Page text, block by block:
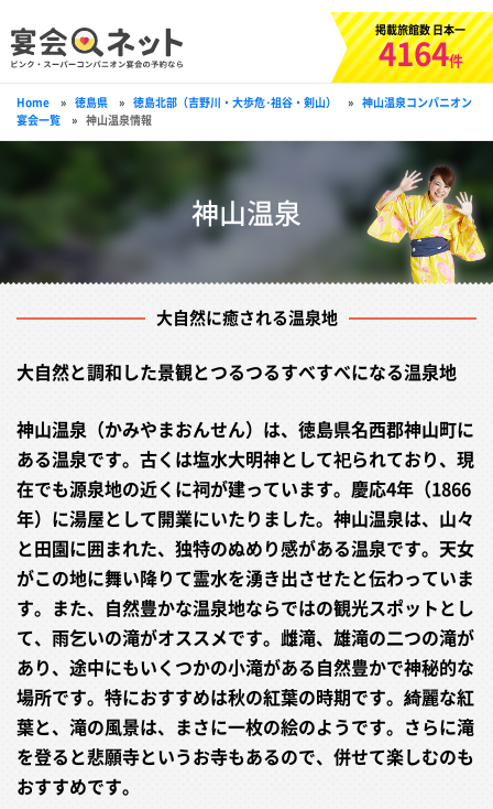
掲載旅館数 日本一
4164件
Home » 徳島県 » 徳島北部（吉野川・大歩危･祖谷・剣山） » 神山温泉コンパニオン
宴会一覧
» 神山温泉情報
神山温泉
大自然に癒される温泉地
大自然と調和した景観とつるつるすべすべになる温泉地
神山温泉（かみやまおんせん）は、徳島県名西郡神山町に
ある温泉です。古くは塩水大明神として祀られており、現
在でも源泉地の近くに祠が建っています。慶応4年（1866
年）に湯屋として開業にいたりました。神山温泉は、山々
と田園に囲まれた、独特のぬめり感がある温泉です。天女
がこの地に舞い降りて霊水を湧き出させたと伝わっていま
す。また、自然豊かな温泉地ならではの観光スポットとし
て、雨乞いの滝がオススメです。雌滝、雄滝の二つの滝が
あり、途中にもいくつかの小滝がある自然豊かで神秘的な
場所です。特におすすめは秋の紅葉の時期です。綺麗な紅
葉と、滝の風景は、まさに一枚の絵のようです。さらに滝
を登ると悲願寺というお寺もあるので、併せて楽しむのも
おすすめです。